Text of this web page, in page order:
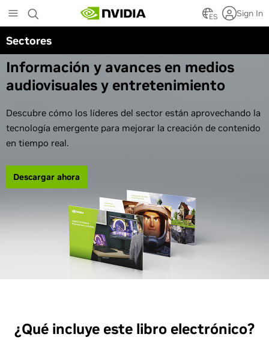
to
main
content
ES Sign In
Sectores
Libro electrónico
Información y avances en medios
audiovisuales y entretenimiento
Descubre cómo los líderes del sector están aprovechando la
tecnología emergente para mejorar la creación de contenido
en tiempo real.
Descargar ahora
¿Qué incluye este libro electrónico?